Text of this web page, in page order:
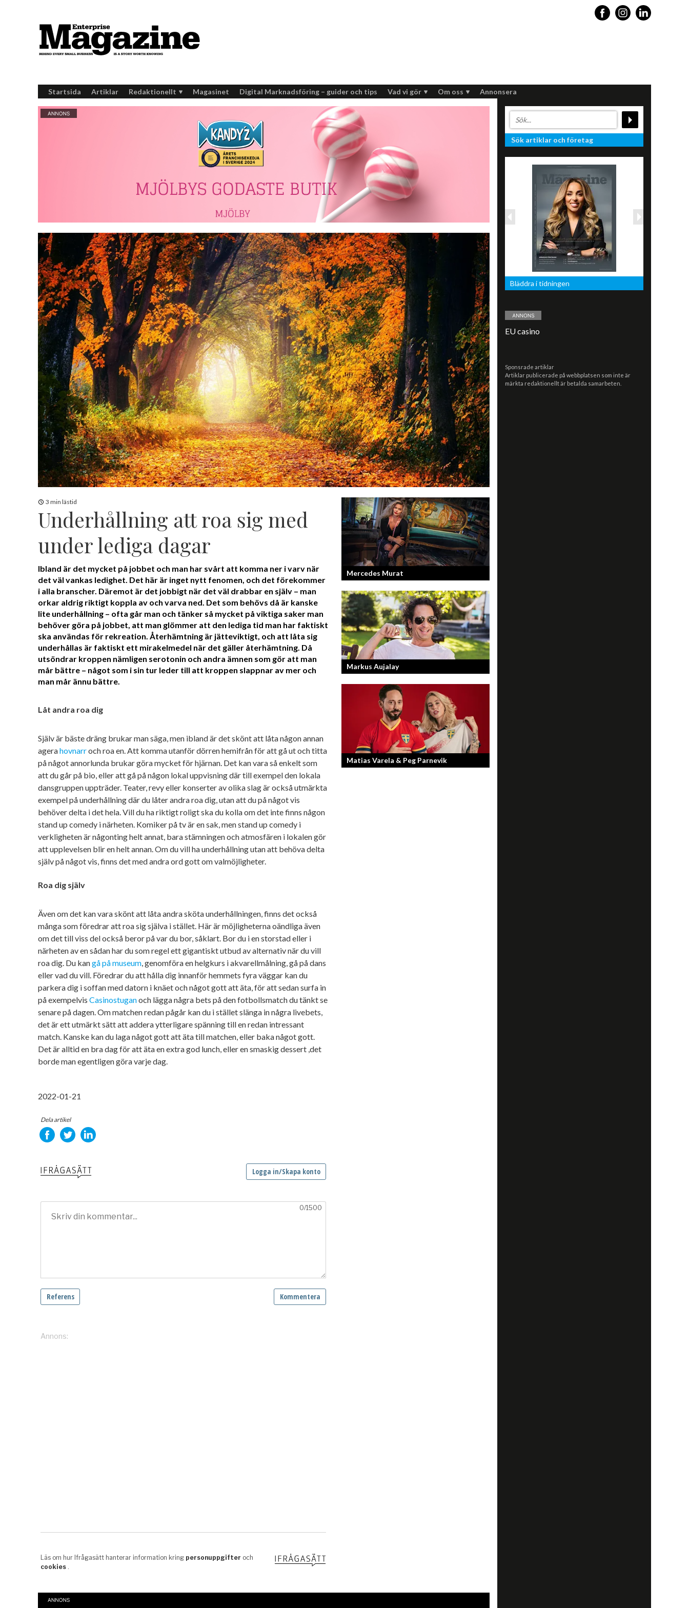
Startsida Artiklar Redaktionellt Magasinet Digital Marknadsföring – guider och tips Vad vi gör Om oss Annonsera
3 min lästid
Underhållning att roa sig med
under lediga dagar
Ibland är det mycket på jobbet och man har svårt att komma ner i varv när
det väl vankas ledighet. Det här är inget nytt fenomen, och det förekommer
i alla branscher. Däremot är det jobbigt när det väl drabbar en själv – man
orkar aldrig riktigt koppla av och varva ned. Det som behövs då är kanske
lite underhållning – ofta går man och tänker så mycket på viktiga saker man
behöver göra på jobbet, att man glömmer att den lediga tid man har faktiskt
ska användas för rekreation. Återhämtning är jätteviktigt, och att låta sig
underhållas är faktiskt ett mirakelmedel när det gäller återhämtning. Då
utsöndrar kroppen nämligen serotonin och andra ämnen som gör att man
mår bättre – något som i sin tur leder till att kroppen slappnar av mer och
man mår ännu bättre.
Låt andra roa dig
Själv är bäste dräng brukar man säga, men ibland är det skönt att låta någon annan
agerahovnarroch roa en. Att komma utanför dörren hemifrån för att gå ut och titta
på något annorlunda brukar göra mycket för hjärnan. Det kan vara så enkelt som
att du går på bio, eller att gå på någon lokal uppvisning där till exempel den lokala
dansgruppen uppträder. Teater, revy eller konserter av olika slag är också utmärkta
exempel på underhållning där du låter andra roa dig, utan att du på något vis
behöver delta i det hela. Vill du ha riktigt roligt ska du kolla om det inte finns någon
stand up comedy i närheten. Komiker på tv är en sak, men stand up comedy i
verkligheten är någonting helt annat, bara stämningen och atmosfären i lokalen gör
att upplevelsen blir en helt annan. Om du vill ha underhållning utan att behöva delta
själv på något vis, finns det med andra ord gott om valmöjligheter.
Roa dig själv
Även om det kan vara skönt att låta andra sköta underhållningen, finns det också
många som föredrar att roa sig själva i stället. Här är möjligheterna oändliga även
om det till viss del också beror på var du bor, såklart. Bor du i en storstad eller i
närheten av en sådan har du som regel ett gigantiskt utbud av alternativ när du vill
roa dig. Du kangå på museum , genomföra en helgkurs i akvarellmålning, gå på dans
eller vad du vill. Föredrar du att hålla dig innanför hemmets fyra väggar kan du
parkera dig i soffan med datorn i knäet och något gott att äta, för att sedan surfa in
på exempelvis Casinostuganoch lägga några bets på den fotbollsmatch du tänkt se
senare på dagen. Om matchen redan pågår kan du i stället slänga in några livebets,
det är ett utmärkt sätt att addera ytterligare spänning till en redan intressant
match. Kanske kan du laga något gott att äta till matchen, eller baka något gott.
Det är alltid en bra dag för att äta en extra god lunch, eller en smaskig dessert ,det
borde man egentligen göra varje dag.
2022-01-21
Dela artikel
Mercedes Murat
Konstnären som balanserar känslofylld konst
med hårt fysiskt arbete.
Markus Aujalay
Sveriges tuffaste matjury är epitetet på juryn i
Sveriges Mästerkock. Markus Aujalay är
domaren som ger mästerkockarna
mardrömmar.
Matias Varela & Peg Parnevik
Sök artiklar och företag
Bläddra i tidningen
EU casino
Sponsrade artiklar
Artiklar publicerade på webbplatsen som inte är
märkta redaktionellt är betalda samarbeten.